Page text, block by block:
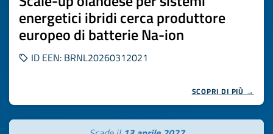
energetici ibridi cerca produttore
europeo di batterie Na-ion
ID EEN: BRNL20260312021
SCOPRI DI PIÙ →